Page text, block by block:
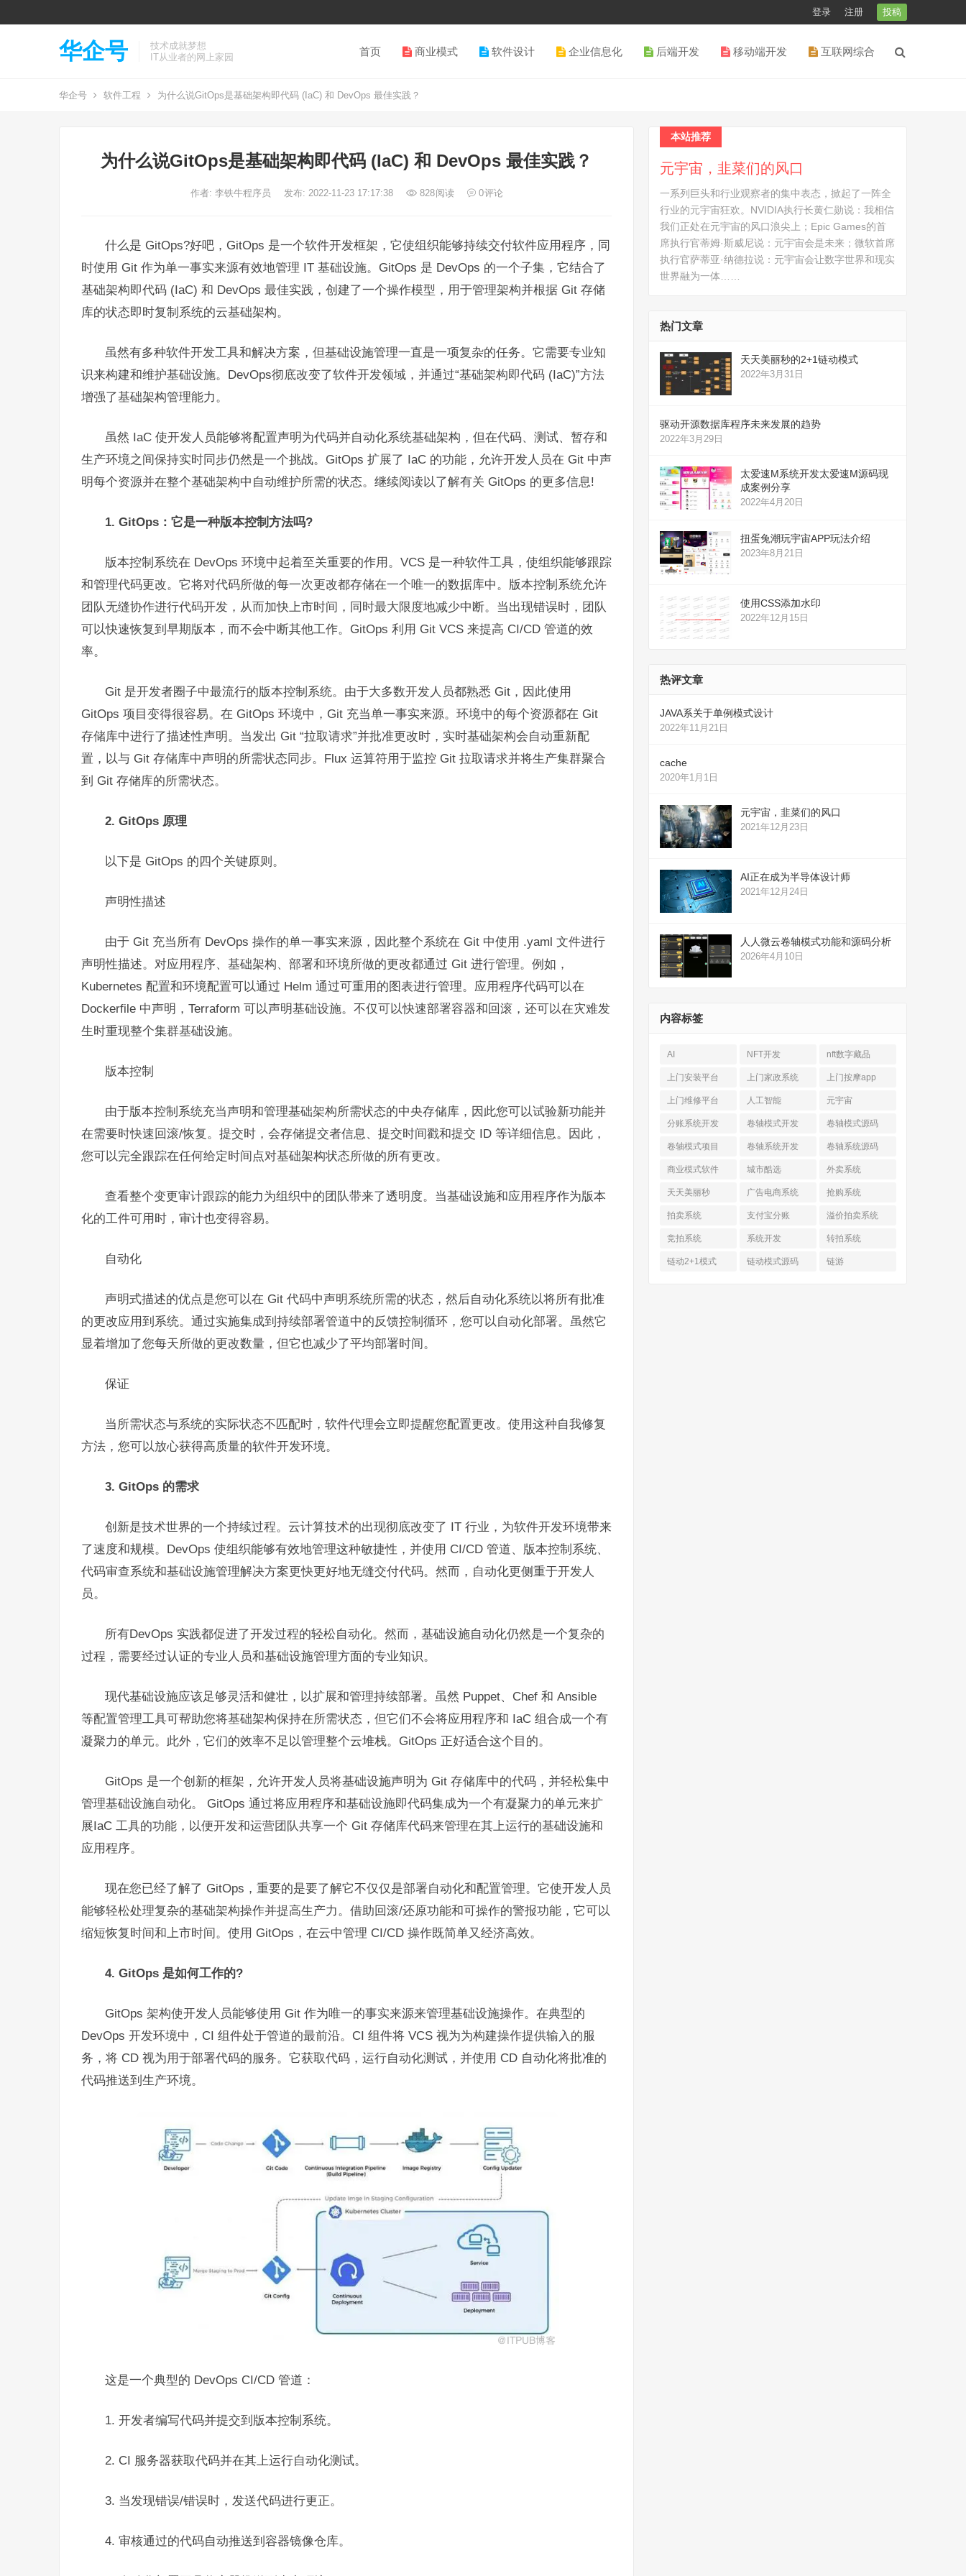
登录 注册 投稿
华企号
技术成就梦想
IT从业者的网上家园
首页 商业模式 软件设计 企业信息化 后端开发 移动端开发 互联网综合
华企号 软件工程 为什么说GitOps是基础架构即代码 (IaC) 和 DevOps 最佳实践？
为什么说GitOps是基础架构即代码 (IaC) 和 DevOps 最佳实践？
作者: 李铁牛程序员 发布: 2022-11-23 17:17:38 828阅读 0评论
什么是 GitOps?好吧，GitOps 是一个软件开发框架，它使组织能够持续交付软件应用程序，同
时使用 Git 作为单一事实来源有效地管理 IT 基础设施。GitOps 是 DevOps 的一个子集，它结合了
基础架构即代码 (IaC) 和 DevOps 最佳实践，创建了一个操作模型，用于管理架构并根据 Git 存储
库的状态即时复制系统的云基础架构。
虽然有多种软件开发工具和解决方案，但基础设施管理一直是一项复杂的任务。它需要专业知
识来构建和维护基础设施。DevOps彻底改变了软件开发领域，并通过“基础架构即代码 (IaC)”方法
增强了基础架构管理能力。
虽然 IaC 使开发人员能够将配置声明为代码并自动化系统基础架构，但在代码、测试、暂存和
生产环境之间保持实时同步仍然是一个挑战。GitOps 扩展了 IaC 的功能，允许开发人员在 Git 中声
明每个资源并在整个基础架构中自动维护所需的状态。继续阅读以了解有关 GitOps 的更多信息!
1. GitOps：它是一种版本控制方法吗?
版本控制系统在 DevOps 环境中起着至关重要的作用。VCS 是一种软件工具，使组织能够跟踪
和管理代码更改。它将对代码所做的每一次更改都存储在一个唯一的数据库中。版本控制系统允许
团队无缝协作进行代码开发，从而加快上市时间，同时最大限度地减少中断。当出现错误时，团队
可以快速恢复到早期版本，而不会中断其他工作。GitOps 利用 Git VCS 来提高 CI/CD 管道的效
率。
Git 是开发者圈子中最流行的版本控制系统。由于大多数开发人员都熟悉 Git，因此使用
GitOps 项目变得很容易。在 GitOps 环境中，Git 充当单一事实来源。环境中的每个资源都在 Git
存储库中进行了描述性声明。当发出 Git “拉取请求”并批准更改时，实时基础架构会自动重新配
置，以与 Git 存储库中声明的所需状态同步。Flux 运算符用于监控 Git 拉取请求并将生产集群聚合
到 Git 存储库的所需状态。
2. GitOps 原理
以下是 GitOps 的四个关键原则。
声明性描述
由于 Git 充当所有 DevOps 操作的单一事实来源，因此整个系统在 Git 中使用 .yaml 文件进行
声明性描述。对应用程序、基础架构、部署和环境所做的更改都通过 Git 进行管理。例如，
Kubernetes 配置和环境配置可以通过 Helm 通过可重用的图表进行管理。应用程序代码可以在
Dockerfile 中声明，Terraform 可以声明基础设施。不仅可以快速部署容器和回滚，还可以在灾难发
生时重现整个集群基础设施。
版本控制
由于版本控制系统充当声明和管理基础架构所需状态的中央存储库，因此您可以试验新功能并
在需要时快速回滚/恢复。提交时，会存储提交者信息、提交时间戳和提交 ID 等详细信息。因此，
您可以完全跟踪在任何给定时间点对基础架构状态所做的所有更改。
查看整个变更审计跟踪的能力为组织中的团队带来了透明度。当基础设施和应用程序作为版本
化的工件可用时，审计也变得容易。
自动化
声明式描述的优点是您可以在 Git 代码中声明系统所需的状态，然后自动化系统以将所有批准
的更改应用到系统。通过实施集成到持续部署管道中的反馈控制循环，您可以自动化部署。虽然它
显着增加了您每天所做的更改数量，但它也减少了平均部署时间。
保证
当所需状态与系统的实际状态不匹配时，软件代理会立即提醒您配置更改。使用这种自我修复
方法，您可以放心获得高质量的软件开发环境。
3. GitOps 的需求
创新是技术世界的一个持续过程。云计算技术的出现彻底改变了 IT 行业，为软件开发环境带来
了速度和规模。DevOps 使组织能够有效地管理这种敏捷性，并使用 CI/CD 管道、版本控制系统、
代码审查系统和基础设施管理解决方案更快更好地无缝交付代码。然而，自动化更侧重于开发人
员。
所有DevOps 实践都促进了开发过程的轻松自动化。然而，基础设施自动化仍然是一个复杂的
过程，需要经过认证的专业人员和基础设施管理方面的专业知识。
现代基础设施应该足够灵活和健壮，以扩展和管理持续部署。虽然 Puppet、Chef 和 Ansible
等配置管理工具可帮助您将基础架构保持在所需状态，但它们不会将应用程序和 IaC 组合成一个有
凝聚力的单元。此外，它们的效率不足以管理整个云堆栈。GitOps 正好适合这个目的。
GitOps 是一个创新的框架，允许开发人员将基础设施声明为 Git 存储库中的代码，并轻松集中
管理基础设施自动化。 GitOps 通过将应用程序和基础设施即代码集成为一个有凝聚力的单元来扩
展IaC 工具的功能，以便开发和运营团队共享一个 Git 存储库代码来管理在其上运行的基础设施和
应用程序。
现在您已经了解了 GitOps，重要的是要了解它不仅仅是部署自动化和配置管理。它使开发人员
能够轻松处理复杂的基础架构操作并提高生产力。借助回滚/还原功能和可操作的警报功能，它可以
缩短恢复时间和上市时间。使用 GitOps，在云中管理 CI/CD 操作既简单又经济高效。
4. GitOps 是如何工作的?
GitOps 架构使开发人员能够使用 Git 作为唯一的事实来源来管理基础设施操作。在典型的
DevOps 开发环境中，CI 组件处于管道的最前沿。CI 组件将 VCS 视为为构建操作提供输入的服
务，将 CD 视为用于部署代码的服务。它获取代码，运行自动化测试，并使用 CD 自动化将批准的
代码推送到生产环境。
这是一个典型的 DevOps CI/CD 管道：
1. 开发者编写代码并提交到版本控制系统。
2. CI 服务器获取代码并在其上运行自动化测试。
3. 当发现错误/错误时，发送代码进行更正。
4. 审核通过的代码自动推送到容器镜像仓库。
本站推荐
元宇宙，韭菜们的风口
一系列巨头和行业观察者的集中表态，掀起了一阵全
行业的元宇宙狂欢。NVIDIA执行长黄仁勋说：我相信
我们正处在元宇宙的风口浪尖上；Epic Games的首
席执行官蒂姆·斯威尼说：元宇宙会是未来；微软首席
执行官萨蒂亚·纳德拉说：元宇宙会让数字世界和现实
世界融为一体……
热门文章
天天美丽秒的2+1链动模式
2022年3月31日
驱动开源数据库程序未来发展的趋势
2022年3月29日
太爱速M系统开发太爱速M源码现
成案例分享
2022年4月20日
扭蛋兔潮玩宇宙APP玩法介绍
2023年8月21日
使用CSS添加水印
2022年12月15日
热评文章
JAVA系关于单例模式设计
2022年11月21日
cache
2020年1月1日
元宇宙，韭菜们的风口
2021年12月23日
AI正在成为半导体设计师
2021年12月24日
人人微云卷轴模式功能和源码分析
2026年4月10日
内容标签
AI NFT开发 nft数字藏品
上门安装平台 上门家政系统 上门按摩app
上门维修平台 人工智能 元宇宙
分账系统开发 卷轴模式开发 卷轴模式源码
卷轴模式项目 卷轴系统开发 卷轴系统源码
商业模式软件 城市酷选 外卖系统
天天美丽秒 广告电商系统 抢购系统
拍卖系统 支付宝分账 溢价拍卖系统
竞拍系统 系统开发 转拍系统
链动2+1模式 链动模式源码 链游